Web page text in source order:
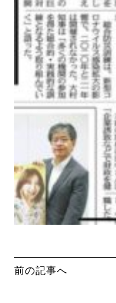
前の記事へ